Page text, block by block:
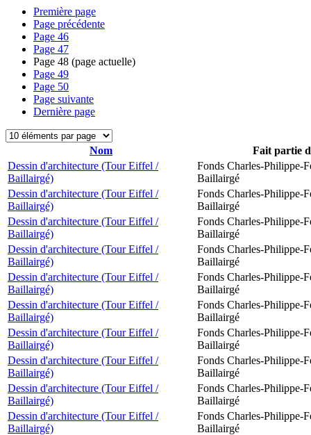
Première page
Page précédente
Page 46
Page 47
Page 48 (page actuelle)
Page 49
Page 50
Page suivante
Dernière page
Nom
Fait partie
Dessin d'architecture (Tour Eiffel /
Baillairgé)
Fonds Charles-Philippe-
Baillairgé
Dessin d'architecture (Tour Eiffel /
Baillairgé)
Fonds Charles-Philippe-
Baillairgé
Dessin d'architecture (Tour Eiffel /
Baillairgé)
Fonds Charles-Philippe-
Baillairgé
Dessin d'architecture (Tour Eiffel /
Baillairgé)
Fonds Charles-Philippe-
Baillairgé
Dessin d'architecture (Tour Eiffel /
Baillairgé)
Fonds Charles-Philippe-
Baillairgé
Dessin d'architecture (Tour Eiffel /
Baillairgé)
Fonds Charles-Philippe-
Baillairgé
Dessin d'architecture (Tour Eiffel /
Baillairgé)
Fonds Charles-Philippe-
Baillairgé
Dessin d'architecture (Tour Eiffel /
Baillairgé)
Fonds Charles-Philippe-
Baillairgé
Dessin d'architecture (Tour Eiffel /
Baillairgé)
Fonds Charles-Philippe-
Baillairgé
Dessin d'architecture (Tour Eiffel /
Baillairgé)
Fonds Charles-Philippe-
Baillairgé